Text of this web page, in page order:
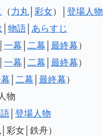
（ 力丸 彩女）│ 登場人物
物語│ あらすじ
一幕 二幕 最終幕 ）
一幕 二幕 最終幕 ）
二幕 最終幕 ）
物
登場人物
彩女│鉄舟）